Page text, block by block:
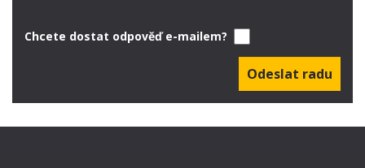
Chcete dostat odpověď e-mailem?